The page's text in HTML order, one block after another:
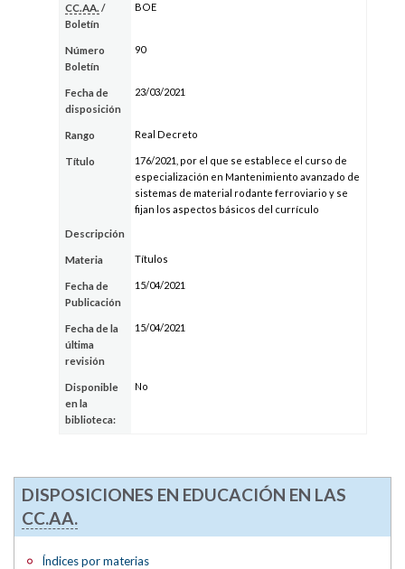
CC.AA. /
Boletín
BOE
Número
Boletín
90
Fecha de
disposición
23/03/2021
Rango Real Decreto
Título
176/2021, por el que se establece el curso de
especialización en Mantenimiento avanzado de
sistemas de material rodante ferroviario y se
fijan los aspectos básicos del currículo
Descripción
Materia Títulos
Fecha de
Publicación
15/04/2021
Fecha de la
última
revisión
15/04/2021
Disponible
en la
biblioteca:
No
DISPOSICIONES EN EDUCACIÓN EN LAS
CC.AA.
Índices por materias